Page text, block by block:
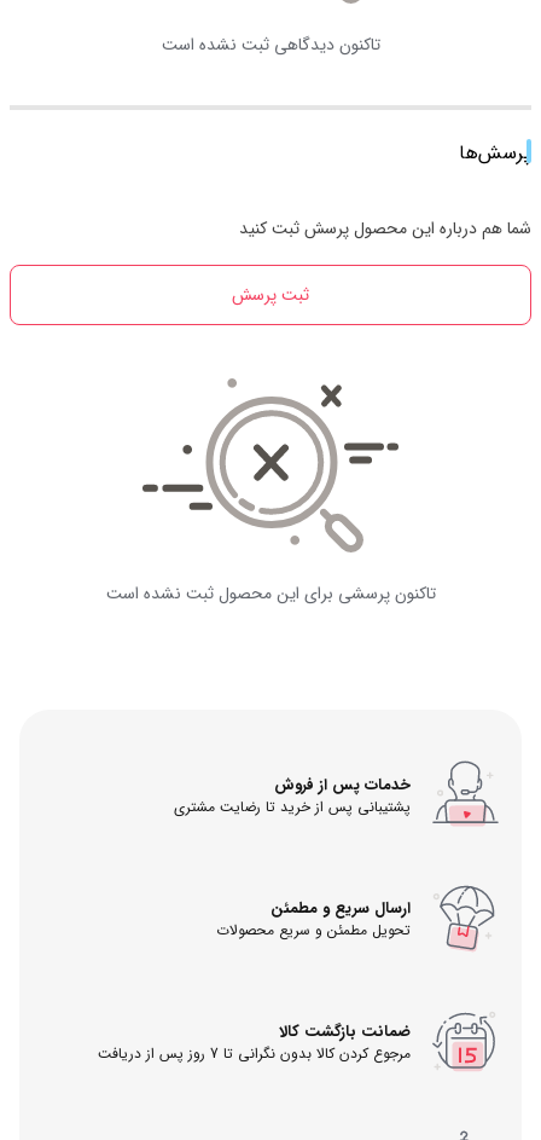
تاکنون دیدگاهی ثبت نشده است
پرسش‌ها
شما هم درباره این محصول پرسش ثبت کنید
ثبت پرسش
تاکنون پرسشی برای این محصول ثبت نشده است
خدمات پس از فروش
پشتیبانی پس از خرید تا رضایت مشتری
ارسال سریع و مطمئن
تحویل مطمئن و سریع محصولات
ضمانت بازگشت کالا
مرجوع کردن کالا بدون نگرانی تا 7 روز پس از دریافت